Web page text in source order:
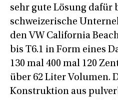
sehr gute Lösung dafür
schweizerische
den VW California
bis T6.1 in Form eines
130 mal 400 mal 120
über 62 Liter Volumen.
Konstruktion aus